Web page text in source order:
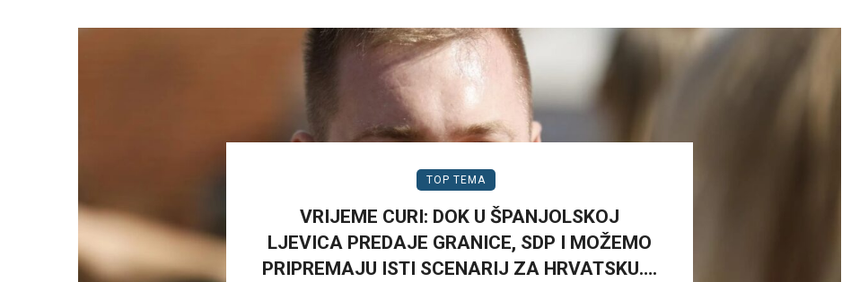
TOP TEMA
VRIJEME CURI: DOK U ŠPANJOLSKOJ
LJEVICA PREDAJE GRANICE, SDP I MOŽEMO
PRIPREMAJU ISTI SCENARIJ ZA HRVATSKU….